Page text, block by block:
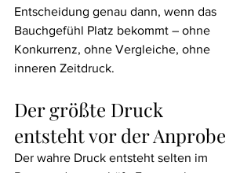
Entscheidung genau dann, wenn das
Bauchgefühl Platz bekommt – ohne
Konkurrenz, ohne Vergleiche, ohne
inneren Zeitdruck.
Der größte Druck
entsteht vor der Anprobe
Der wahre Druck entsteht selten im